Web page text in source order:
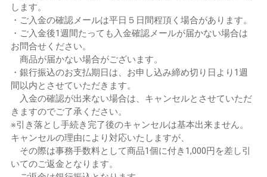
します。
・ご入金の確認メールは平日５日間程頂く場合があります。
・ご入金後1週間たっても入金確認メールが届かない場合は
お問合せください。
商品が届かない場合がございます。
・銀行振込のお支払期日は、お申し込み締め切り日より1週
間以内とさせていただきます。
入金の確認が出来ない場合は、キャンセルとさせていただ
きますのでご了承ください。
※引き落とし手続き完了後のキャンセルは基本出来ません。
キャンセルの理由により対応いたしますが、
その際は事務手数料として商品1個に付き1,000円を差し引
いてのご返金となります。